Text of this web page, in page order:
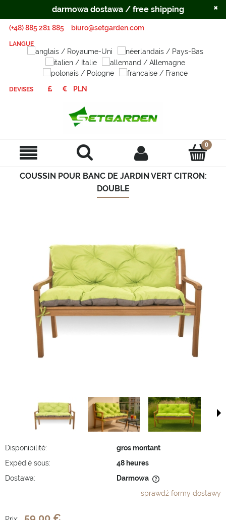
(+48) 885 281 885 biuro@setgarden.com
LANGUE
DEVISES
COUSSIN POUR BANC DE JARDIN VERT CITRON:
DOUBLE
Disponibilité:
gros montant
Expédié sous:
48 heures
Dostawa:
Darmowa
sprawdź formy dostawy
darmowa dostawa / free shipping ×